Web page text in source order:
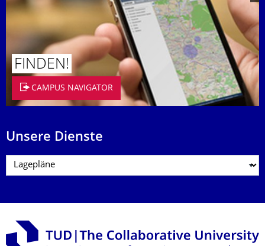
FINDEN!
CAMPUS NAVIGATOR
Unsere Dienste